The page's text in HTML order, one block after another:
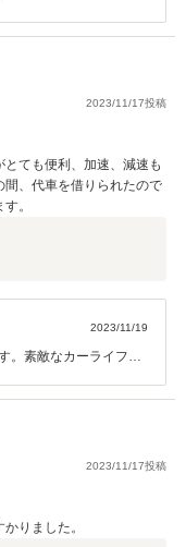
なカーライフを思う存
スももちろんお待ちし
願いいたします。
2023/11/17投稿
ても便利、加速、減速も
間、代車を借りられたので
。
2023/11/19
。素敵なカーライフを
。 これからも長いお付
たします。スタッフ一
2023/11/17投稿
りました。